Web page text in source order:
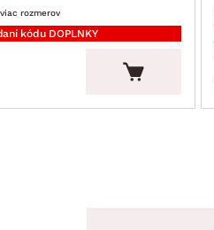
rozmerov
kódu DOPLNKY